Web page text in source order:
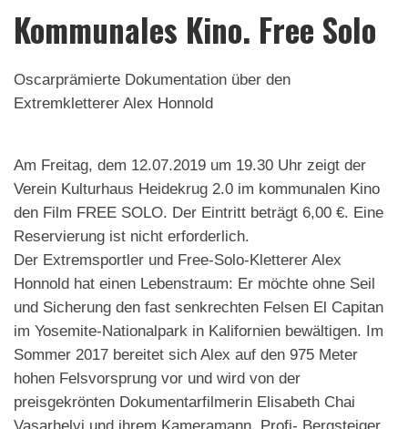
Kommunales Kino. Free Solo
Oscarprämierte Dokumentation über den
Extremkletterer Alex Honnold
Am Freitag, dem 12.07.2019 um 19.30 Uhr zeigt der
Verein Kulturhaus Heidekrug 2.0 im kommunalen Kino
den Film FREE SOLO. Der Eintritt beträgt 6,00 €. Eine
Reservierung ist nicht erforderlich.
Der Extremsportler und Free-Solo-Kletterer Alex
Honnold hat einen Lebenstraum: Er möchte ohne Seil
und Sicherung den fast senkrechten Felsen El Capitan
im Yosemite-Nationalpark in Kalifornien bewältigen. Im
Sommer 2017 bereitet sich Alex auf den 975 Meter
hohen Felsvorsprung vor und wird von der
preisgekrönten Dokumentarfilmerin Elisabeth Chai